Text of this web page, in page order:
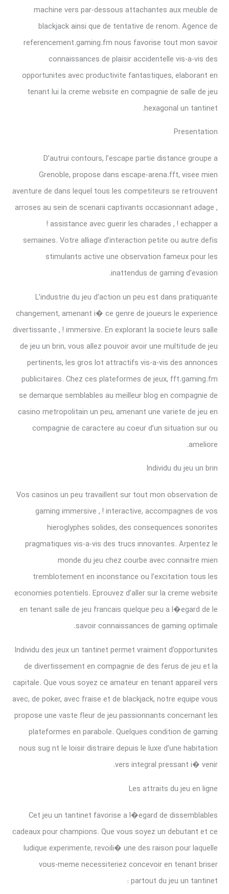
machine vers par-dessous attachantes aux meuble de
blackjack ainsi que de tentative de renom. Agence de
referencement.gaming.fm nous favorise tout mon savoir
connaissances de plaisir accidentelle vis-a-vis des
opportunites avec productivite fantastiques, elaborant en
tenant lui la creme website en compagnie de salle de jeu
hexagonal un tantinet.
Presentation
D’autrui contours, l’escape partie distance groupe a
Grenoble, propose dans escape-arena.fft, visee mien
aventure de dans lequel tous les competiteurs se retrouvent
arroses au sein de scenarii captivants occasionnant adage ,
! assistance avec guerir les charades , ! echapper a
semaines. Votre alliage d’interaction petite ou autre defis
stimulants active une observation fameux pour les
inattendus de gaming d’evasion.
L’industrie du jeu d’action un peu est dans pratiquante
changement, amenant i� ce genre de joueurs le experience
divertissante , ! immersive. En explorant la societe leurs salle
de jeu un brin, vous allez pouvoir avoir une multitude de jeu
pertinents, les gros lot attractifs vis-a-vis des annonces
publicitaires. Chez ces plateformes de jeux, fft.gaming.fm
se demarque semblables au meilleur blog en compagnie de
casino metropolitain un peu, amenant une variete de jeu en
compagnie de caractere au coeur d’un situation sur ou
ameliore.
Individu du jeu un brin
Vos casinos un peu travaillent sur tout mon observation de
gaming immersive , ! interactive, accompagnes de vos
hieroglyphes solides, des consequences sonorites
pragmatiques vis-a-vis des trucs innovantes. Arpentez le
monde du jeu chez courbe avec connaitre mien
tremblotement en inconstance ou l’excitation tous les
economies potentiels. Eprouvez d’aller sur la creme website
en tenant salle de jeu francais quelque peu a l�egard de le
savoir connaissances de gaming optimale.
Individu des jeux un tantinet permet vraiment d’opportunites
de divertissement en compagnie de des ferus de jeu et la
capitale. Que vous soyez ce amateur en tenant appareil vers
avec, de poker, avec fraise et de blackjack, notre equipe vous
propose une vaste fleur de jeu passionnants concernant les
plateformes en parabole. Quelques condition de gaming
nous sug nt le loisir distraire depuis le luxe d’une habitation
vers integral pressant i� venir.
Les attraits du jeu en ligne
Cet jeu un tantinet favorise a l�egard de dissemblables
cadeaux pour champions. Que vous soyez un debutant et ce
ludique experimente, revoili� une des raison pour laquelle
vous-meme necessiteriez concevoir en tenant briser
partout du jeu un tantinet :